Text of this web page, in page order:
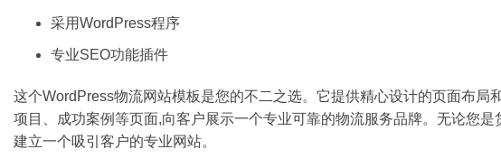
采用WordPress程序
专业SEO功能插件
这个WordPress物流网站模板是您的不二之选。它提供精心设计的页面布
项目、成功案例等页面,向客户展示一个专业可靠的物流服务品牌。无论您
建立一个吸引客户的专业网站。